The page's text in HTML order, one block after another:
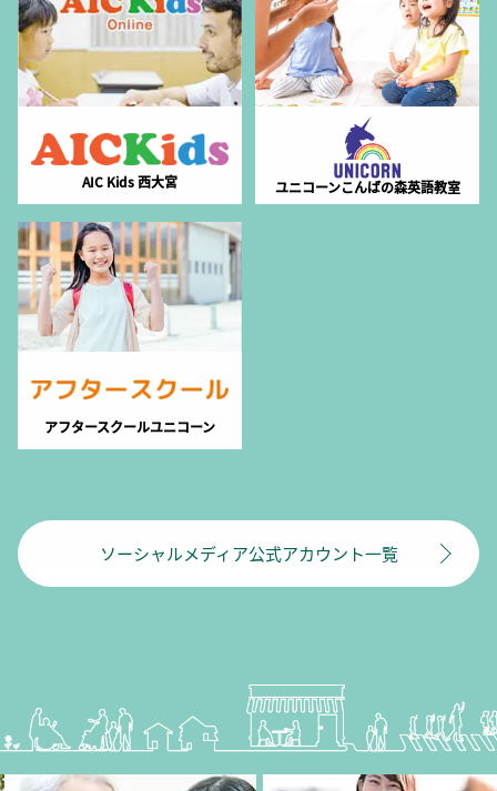
AIC Kids 西大宮 ユニコーンこんばの森英語教室
アフタースクールユニコーン
ソーシャルメディア公式アカウント一覧